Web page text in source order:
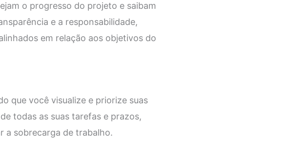
o progresso do projeto e saibam
e a responsabilidade,
em relação aos objetivos do
que você visualize e priorize suas
todas as suas tarefas e prazos,
a sobrecarga de trabalho.